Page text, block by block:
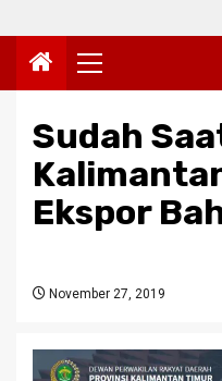
Primary
Menu
Sudah
Ekspor
November 27, 2019